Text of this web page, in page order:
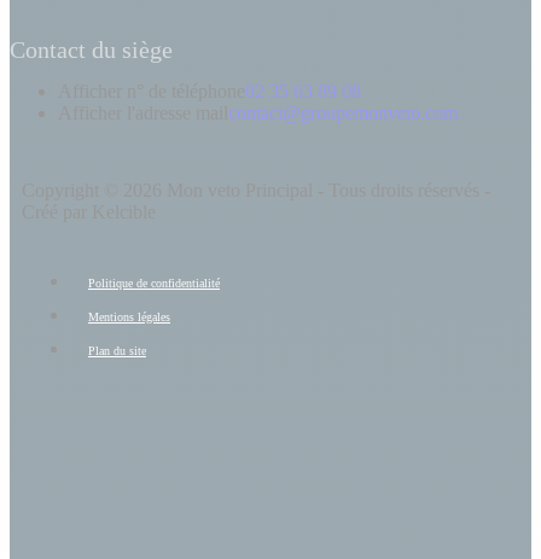
Contact du siège
Afficher n° de téléphone 02 35 63 89 08
contact@groupemonveto.com
Copyright © 2026 Mon veto Principal - Tous droits réservés -
Politique de confidentialité
Mentions légales
Plan du site